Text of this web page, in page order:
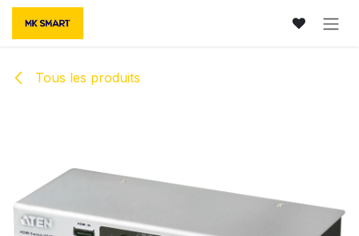
Se rendre au contenu
Tous les produits